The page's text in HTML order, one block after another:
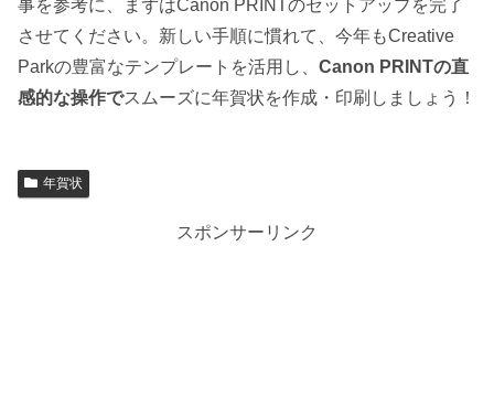
事を参考に、まずはCanon PRINTのセットアップを完了
させてください。新しい手順に慣れて、今年もCreative
Parkの豊富なテンプレートを活用し、 Canon PRINTの直
感的な操作でスムーズに年賀状を作成・印刷しましょう！
年賀状
スポンサーリンク